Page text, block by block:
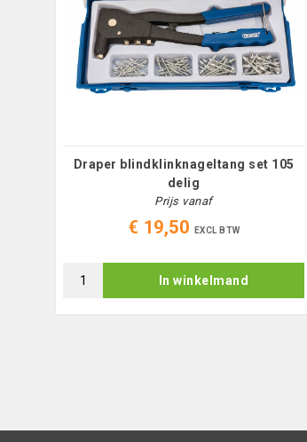
Draper blindklinknageltang set 105
delig
Prijs vanaf
€ 19,50 EXCL BTW
In winkelmand